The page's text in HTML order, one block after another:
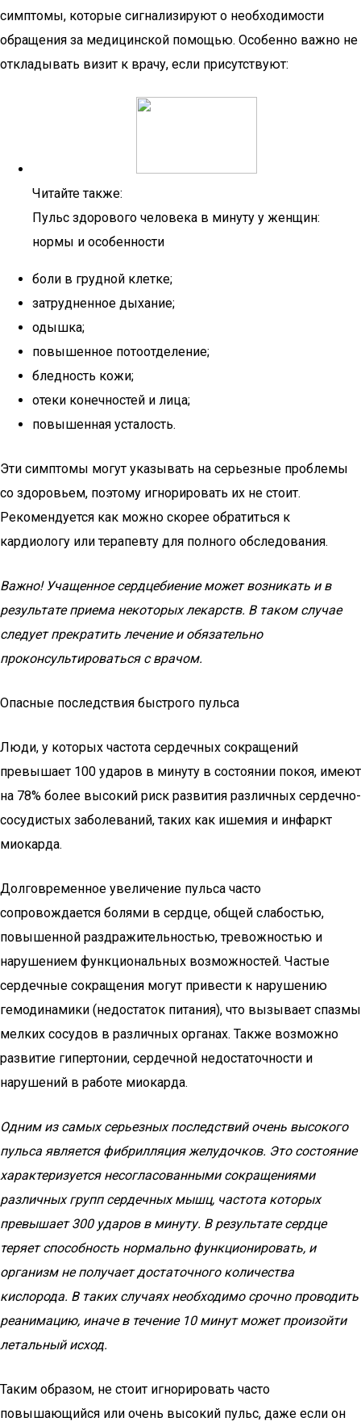
симптомы, которые сигнализируют о необходимости
обращения за медицинской помощью. Особенно важно не
откладывать визит к врачу, если присутствуют:
Читайте также:
Пульс здорового человека в минуту у женщин:
нормы и особенности
боли в грудной клетке;
затрудненное дыхание;
одышка;
повышенное потоотделение;
бледность кожи;
отеки конечностей и лица;
повышенная усталость.
Эти симптомы могут указывать на серьезные проблемы
со здоровьем, поэтому игнорировать их не стоит.
Рекомендуется как можно скорее обратиться к
кардиологу или терапевту для полного обследования.
Важно! Учащенное сердцебиение может возникать и в
результате приема некоторых лекарств. В таком случае
следует прекратить лечение и обязательно
проконсультироваться с врачом.
Опасные последствия быстрого пульса
Люди, у которых частота сердечных сокращений
превышает 100 ударов в минуту в состоянии покоя, имеют
на 78% более высокий риск развития различных сердечно-
сосудистых заболеваний, таких как ишемия и инфаркт
миокарда.
Долговременное увеличение пульса часто
сопровождается болями в сердце, общей слабостью,
повышенной раздражительностью, тревожностью и
нарушением функциональных возможностей. Частые
сердечные сокращения могут привести к нарушению
гемодинамики (недостаток питания), что вызывает спазмы
мелких сосудов в различных органах. Также возможно
развитие гипертонии, сердечной недостаточности и
нарушений в работе миокарда.
Одним из самых серьезных последствий очень высокого
пульса является фибрилляция желудочков. Это состояние
характеризуется несогласованными сокращениями
различных групп сердечных мышц, частота которых
превышает 300 ударов в минуту. В результате сердце
теряет способность нормально функционировать, и
организм не получает достаточного количества
кислорода. В таких случаях необходимо срочно проводить
реанимацию, иначе в течение 10 минут может произойти
летальный исход.
Таким образом, не стоит игнорировать часто
повышающийся или очень высокий пульс, даже если он